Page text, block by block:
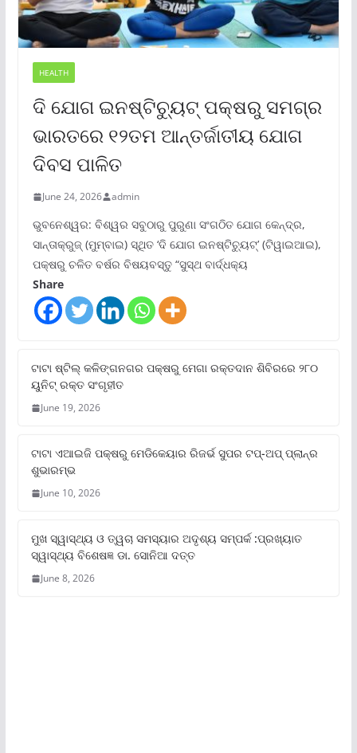
HEALTH
ଦି ଯୋଗ ଇନଷ୍ଟିଚ୍ୟୁଟ୍ ପକ୍ଷରୁ ସମଗ୍ର
ଭାରତରେ ୧୨ତମ ଆନ୍ତର୍ଜାତୀୟ ଯୋଗ
ଦିବସ ପାଳିତ
June 24, 2026 admin
ଭୁବନେଶ୍ୱର: ବିଶ୍ୱର ସବୁଠାରୁ ପୁରୁଣା ସଂଗଠିତ ଯୋଗ କେନ୍ଦ୍ର,
ସାନ୍ତାକ୍ରୁଜ୍ (ମୁମ୍ବାଇ) ସ୍ଥିତ ‘ଦି ଯୋଗ ଇନଷ୍ଟିଚ୍ୟୁଟ୍‌’ (ଟିୱାଇଆଇ),
ପକ୍ଷରୁ ଚଳିତ ବର୍ଷର ବିଷୟବସ୍ତୁ “ସୁସ୍ଥ ବାର୍ଦ୍ଧକ୍ୟ
Share
ଟାଟା ଷ୍ଟିଲ୍‌ କଳିଙ୍ଗନଗର ପକ୍ଷରୁ ମେଗା ରକ୍ତଦାନ ଶିବିରରେ ୨୮୦
ୟୁନିଟ୍‌ ରକ୍ତ ସଂଗୃହୀତ
June 19, 2026
ଟାଟା ଏଆଇଜି ପକ୍ଷରୁ ମେଡିକେୟାର ରିଜର୍ଭ ସୁପର ଟପ୍‌-ଅପ୍ ପ୍ଲାନ୍‌ର
ଶୁଭାରମ୍ଭ
June 10, 2026
ମୁଖ ସ୍ୱାସ୍ଥ୍ୟ ଓ ତ୍ୱଚା ସମସ୍ୟାର ଅଦୃଶ୍ୟ ସମ୍ପର୍କ :ପ୍ରଖ୍ୟାତ
ସ୍ୱାସ୍ଥ୍ୟ ବିଶେଷଜ୍ଞ ଡା. ସୋନିଆ ଦତ୍ତ
June 8, 2026